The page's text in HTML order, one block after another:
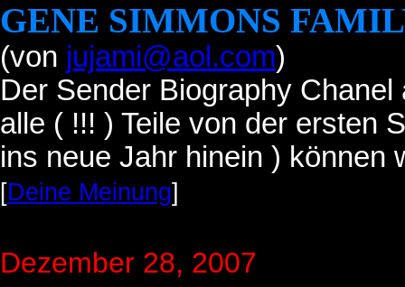
GENE SIMMONS
(von jujami@aol.com)
Der Sender Biography
alle ( !!! ) Teile von der ersten
ins neue Jahr hinein ) können
[Deine Meinung]
Dezember 28, 2007